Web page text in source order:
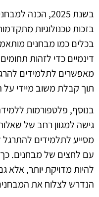
בשנת 2025,
בזכות טכנולוגיות
בכלים כמו מבחנים
דינמיים כדי לזהות
מאפשרים לתלמידים
תוך קבלת משוב מיידי
בנוסף, פלטפורמות
גישה למגוון רחב של
מסייע לתלמידים להתרגל
עם לחצים של מבחנים.
להיות מדויקת יותר, אלא
הנדרש לצלוח את